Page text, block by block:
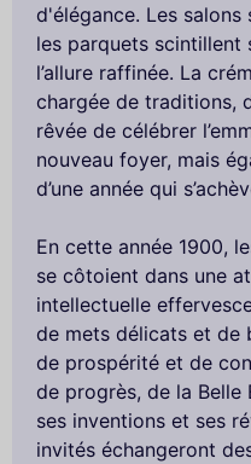
d'élégance. Les
les parquets scintillent
l’allure raffinée. La
chargée de traditions,
rêvée de célébrer
nouveau foyer, mais
d’une année qui
En cette année 1900,
se côtoient dans une
intellectuelle
de mets délicats et de
de prospérité et de
de progrès, de la Belle
ses inventions et ses
invités échangeront